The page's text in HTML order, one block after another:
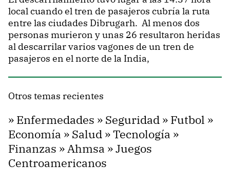
local cuando el tren de pasajeros cubría la ruta
entre las ciudades Dibrugarh. Al menos dos
personas murieron y unas 26 resultaron heridas
al descarrilar varios vagones de un tren de
pasajeros en el norte de la India,
Otros temas recientes
» Enfermedades » Seguridad » Futbol »
Economía » Salud »Tecnología »
Finanzas »Ahmsa »Juegos
Centroamericanos